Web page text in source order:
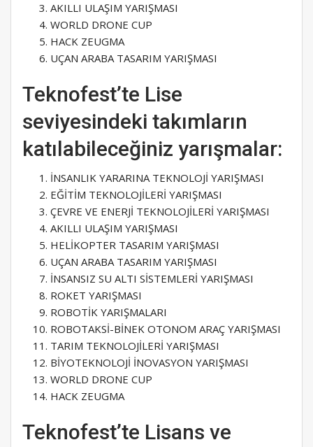
AKILLI ULAŞIM YARIŞMASI
WORLD DRONE CUP
HACK ZEUGMA
UÇAN ARABA TASARIM YARIŞMASI
Teknofest’te Lise
seviyesindeki takımların
katılabileceğiniz yarışmalar:
İNSANLIK YARARINA TEKNOLOJİ YARIŞMASI
EĞİTİM TEKNOLOJİLERİ YARIŞMASI
ÇEVRE VE ENERJİ TEKNOLOJİLERİ YARIŞMASI
AKILLI ULAŞIM YARIŞMASI
HELİKOPTER TASARIM YARIŞMASI
UÇAN ARABA TASARIM YARIŞMASI
İNSANSIZ SU ALTI SİSTEMLERİ YARIŞMASI
ROKET YARIŞMASI
ROBOTİK YARIŞMALARI
ROBOTAKSİ-BİNEK OTONOM ARAÇ YARIŞMASI
TARIM TEKNOLOJİLERİ YARIŞMASI
BİYOTEKNOLOJİ İNOVASYON YARIŞMASI
WORLD DRONE CUP
HACK ZEUGMA
Teknofest’te Lisans ve